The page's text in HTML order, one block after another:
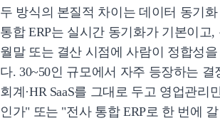
두 방식의 본질적 차이는 데이터 동기
통합 ERP는 실시간 동기화가 기본이고,
월말 또는 결산 시점에 사람이 정합성
다. 30~50인 규모에서 자주 등장하는
회계·HR SaaS를 그대로 두고 영업관리
인가" 또는 "전사 통합 ERP로 한 번에